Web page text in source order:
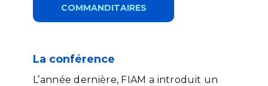
COMMANDITAIRES
La conférence
L’année dernière, FIAM a introduit un